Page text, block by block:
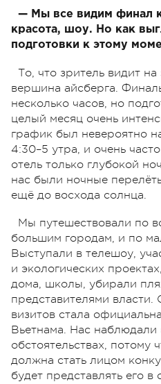
— Мы все видим финал
красота, шоу. Но как
подготовки к этому
То, что зритель видит
вершина айсберга.
несколько часов, но
целый месяц очень
график был невероятно
4:30–5 утра, и очень
отель только глубокой
нас были ночные
ещё до восхода солнца.
Мы путешествовали по
большим городам, и по
Выступали в телешоу,
и экологических
дома, школы, убирали
представителями
визитов стала
Вьетнама. Нас наблюдали
обстоятельствах, потому
должна стать лицом
будет представлять его